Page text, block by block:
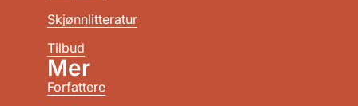
Skjønnlitteratur
Tilbud
Mer
Forfattere